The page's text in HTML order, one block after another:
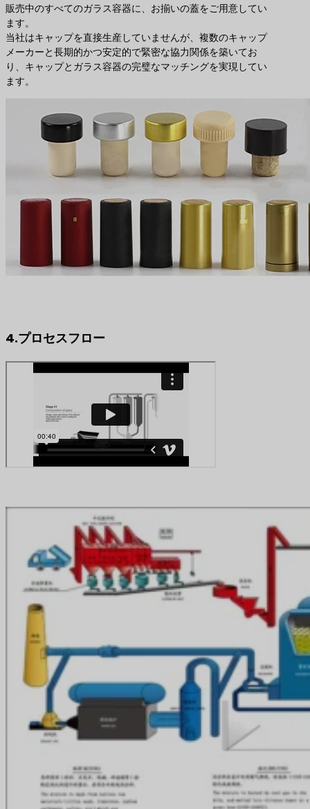
販売中のすべてのガラス容器に、お揃いの蓋をご用意してい
ます。
当社はキャップを直接生産していませんが、複数のキャップ
メーカーと長期的かつ安定的で緊密な協力関係を築いてお
り、キャップとガラス容器の完璧なマッチングを実現してい
ます。
4.プロセスフロー